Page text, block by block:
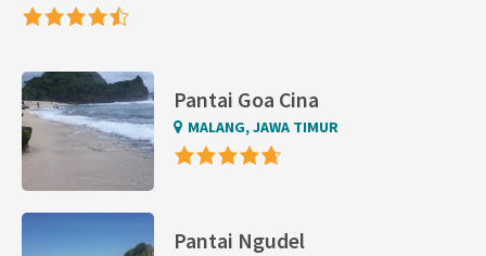
Pantai Goa Cina
MALANG, JAWA TIMUR
Pantai Ngudel